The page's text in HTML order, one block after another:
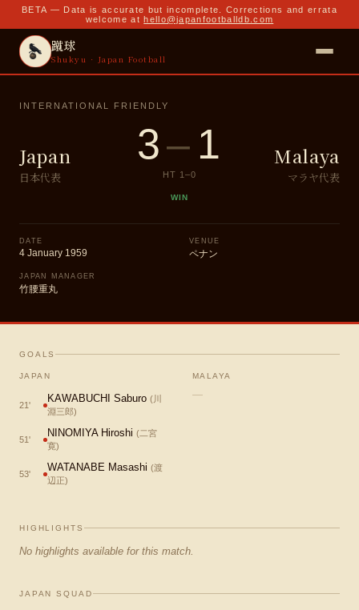
BETA — Data is accurate but incomplete. Corrections and errata
welcome at hello@japanfootballdb.com
蹴球
Shukyu · Japan Football
INTERNATIONAL FRIENDLY
Japan
日本代表
3– 1
HT 1 –0
WIN
Malaya
マラヤ代表
DATE
4 January 1959
VENUE
ペナン
JAPAN MANAGER
竹腰重丸
GOALS
JAPAN
21'
KAWABUCHI Saburo ( 川
淵三郎)
51'
NINOMIYA Hiroshi (二宮
寛)
53'
WATANABE Masashi (渡
辺正)
MALAYA
—
HIGHLIGHTS
No highlights available for this match.
JAPAN SQUAD